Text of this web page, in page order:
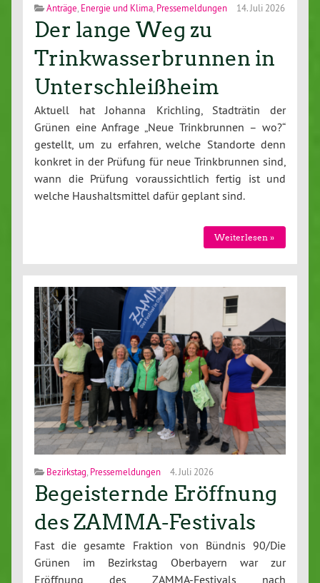
Anträge Energie und Klima Pressemeldungen 14. Juli 2026
Der lange Weg zu
Trinkwasserbrunnen in
Unterschleißheim
Aktuell hat Johanna Krichling, Stadträtin der
Grünen eine Anfrage „Neue Trinkbrunnen – wo?“
gestellt, um zu erfahren, welche Standorte denn
konkret in der Prüfung für neue Trinkbrunnen sind,
wann die Prüfung voraussichtlich fertig ist und
welche Haushaltsmittel dafür geplant sind.
Weiterlesen »
Bezirkstag Pressemeldungen 4. Juli 2026
Begeisternde Eröffnung
des ZAMMA-Festivals
Fast die gesamte Fraktion von Bündnis 90/Die
Grünen im Bezirkstag Oberbayern war zur
Eröffnung des ZAMMA-Festivals nach